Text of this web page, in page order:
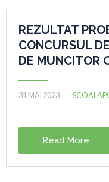
REZULTAT
CONCURSUL
DE MUNCITOR
31 MAI 2023
Read More